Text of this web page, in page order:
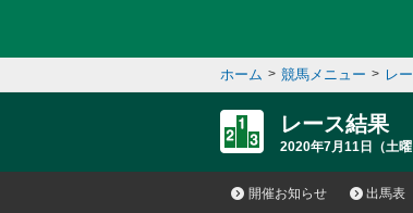
ホーム > 競馬メニュー > レ
レース結果
2020年7月11日（土
開催お知らせ 出馬表